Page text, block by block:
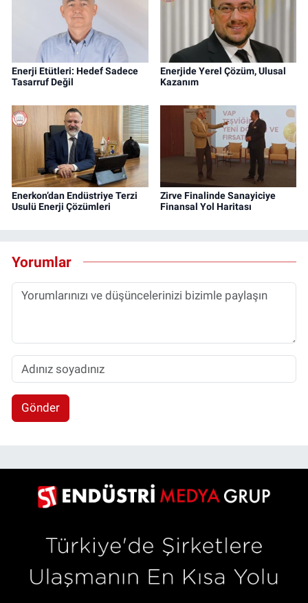
Enerji Etütleri: Hedef Sadece
Tasarruf Değil
Enerjide Yerel Çözüm, Ulusal
Kazanım
Enerkon’dan Endüstriye Terzi
Usulü Enerji Çözümleri
Zirve Finalinde Sanayiciye
Finansal Yol Haritası
Yorumlar
Gönder